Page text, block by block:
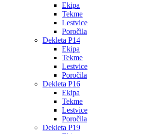
Ekipa
Tekme
Lestvice
Poročila
Dekleta P14
Ekipa
Tekme
Lestvice
Poročila
Dekleta P16
Ekipa
Tekme
Lestvice
Poročila
Dekleta P19